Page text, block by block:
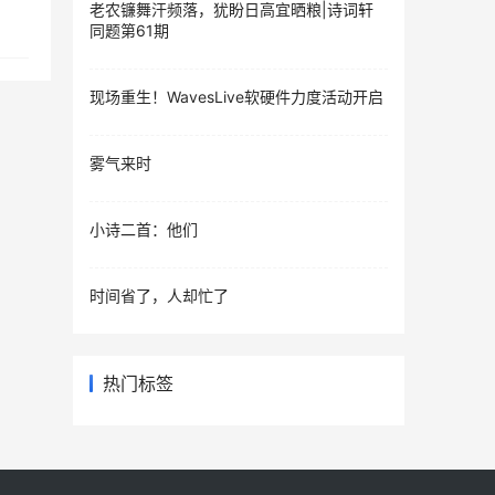
老农镰舞汗频落，犹盼日高宜晒粮|诗词轩
同题第61期
现场重生！WavesLive软硬件力度活动开启
雾气来时
小诗二首：他们
时间省了，人却忙了
热门标签